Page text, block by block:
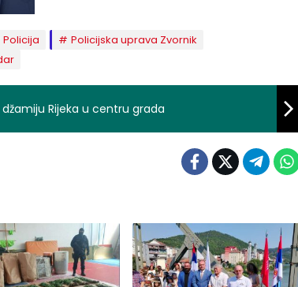
Policija
Policijska uprava Zvornik
Rijeka u centru grada